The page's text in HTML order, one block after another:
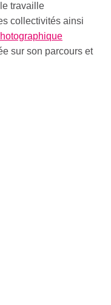
travaille
collectivités ainsi
sur son parcours et